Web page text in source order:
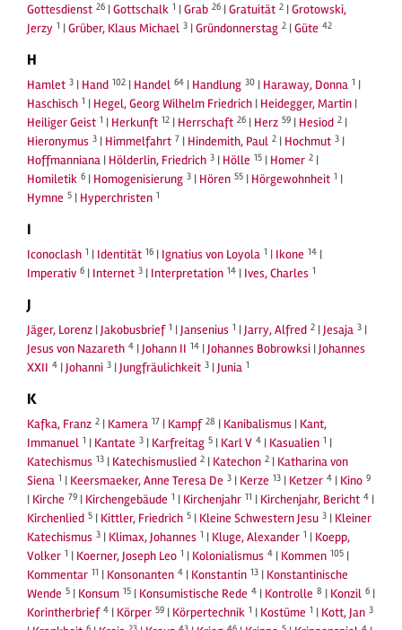
Gottesdienst 26 |Gottschalk 1 |Grab 26 |Gratuität 2 |Grotowski,
Jerzy 1 |Grüber, Klaus Michael 3 |Gründonnerstag 2 |Güte 42
H
Hamlet 3 | Hand 102 | Handel 64 | Handlung 30 | Haraway, Donna 1 |
Haschisch 1 | Hegel, Georg Wilhelm Friedrich | Heidegger, Martin |
Heiliger Geist 1 | Herkunft 12 | Herrschaft 26 | Herz 59 | Hesiod 2 |
Hieronymus 3 | Himmelfahrt 7 | Hindemith, Paul 2 | Hochmut 3 |
Hoffmanniana | Hölderlin, Friedrich 3 | Hölle 15 | Homer 2 |
Homiletik 6 | Homogenisierung 3 | Hören 55 | Hörgewohnheit 1 |
Hymne 5 | Hyperchristen 1
I
Iconoclash 1 | Identität 16 | Ignatius von Loyola 1 | Ikone 14 |
Imperativ 6 | Internet 3 | Interpretation 14 | Ives, Charles 1
J
Jäger, Lorenz | Jakobusbrief 1 | Jansenius 1 | Jarry, Alfred 2 | Jesaja 3 |
Jesus von Nazareth 4 | Johann II 14 | Johannes Bobrowksi | Johannes
XXII 4 | Johanni 3 | Jungfräulichkeit 3 | Junia 1
K
Kafka, Franz 2 | Kamera 17 | Kampf 28 | Kanibalismus | Kant,
Immanuel 1 | Kantate 3 | Karfreitag 5 | Karl V 4 | Kasualien 1 |
Katechismus 13 | Katechismuslied 2 | Katechon 2 | Katharina von
Siena 1 | Keersmaeker, Anne Teresa De 3 | Kerze 13 | Ketzer 4 | Kino 9
| Kirche 79 | Kirchengebäude 1 | Kirchenjahr 11 | Kirchenjahr, Bericht 4 |
Kirchenlied 5 | Kittler, Friedrich 5 | Kleine Schwestern Jesu 3 | Kleiner
Katechismus 3 | Klimax, Johannes 1 | Kluge, Alexander 1 | Koepp,
Volker 1 | Koerner, Joseph Leo 1 | Kolonialismus 4 | Kommen 105 |
Kommentar 11 | Konsonanten 4 | Konstantin 13 | Konstantinische
Wende 5 | Konsum 15 | Konsumistische Rede 4 | Kontrolle 8 | Konzil 6 |
Korintherbrief 4 | Körper 59 | Körpertechnik 1 | Kostüme 1 | Kott, Jan 3